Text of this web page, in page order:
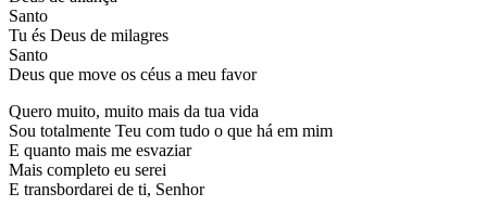
Santo
Tu és Deus de milagres
Santo
Deus que move os céus a meu favor
Quero muito, muito mais da tua vida
Sou totalmente Teu com tudo o que há em mim
E quanto mais me esvaziar
Mais completo eu serei
E transbordarei de ti, Senhor